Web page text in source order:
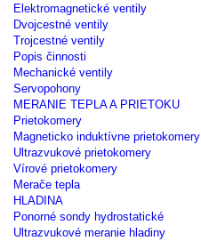
Elektromagnetické ventily
Dvojcestné ventily
Trojcestné ventily
Popis činnosti
Mechanické ventily
Servopohony
MERANIE TEPLA A PRIETOKU
Prietokomery
Magneticko induktívne prietokomery
Ultrazvukové prietokomery
Vírové prietokomery
Merače tepla
HLADINA
Ponorné sondy hydrostatické
Ultrazvukové meranie hladiny